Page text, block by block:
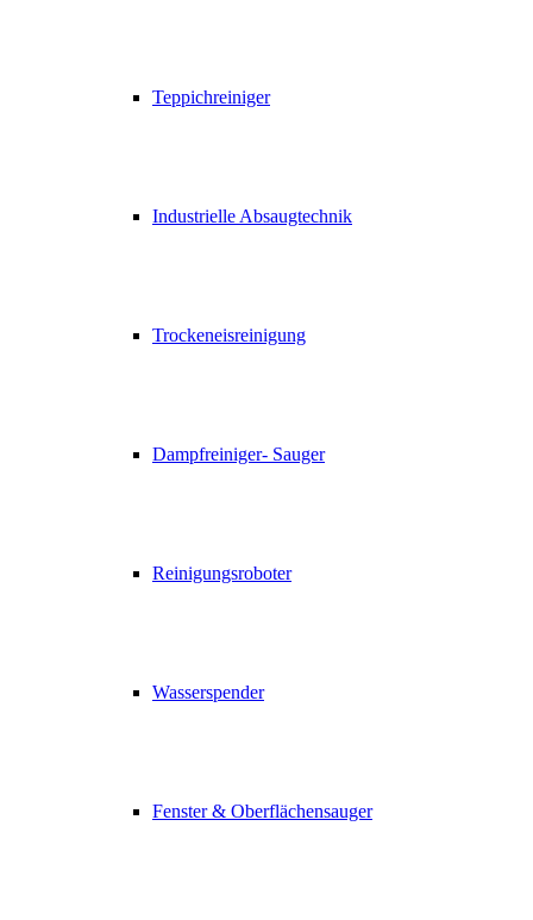
Teppichreiniger
Industrielle Absaugtechnik
Trockeneisreinigung
Dampfreiniger- Sauger
Reinigungsroboter
Wasserspender
Fenster & Oberflächensauger